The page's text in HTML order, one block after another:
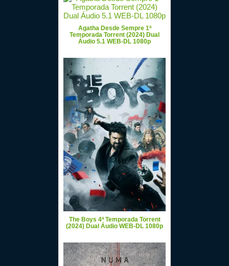
Agatha Desde Sempre 1ª
Temporada Torrent (2024) Dual
Áudio 5.1 WEB-DL 1080p
The Boys 4ª Temporada Torrent
(2024) Dual Áudio WEB-DL 1080p